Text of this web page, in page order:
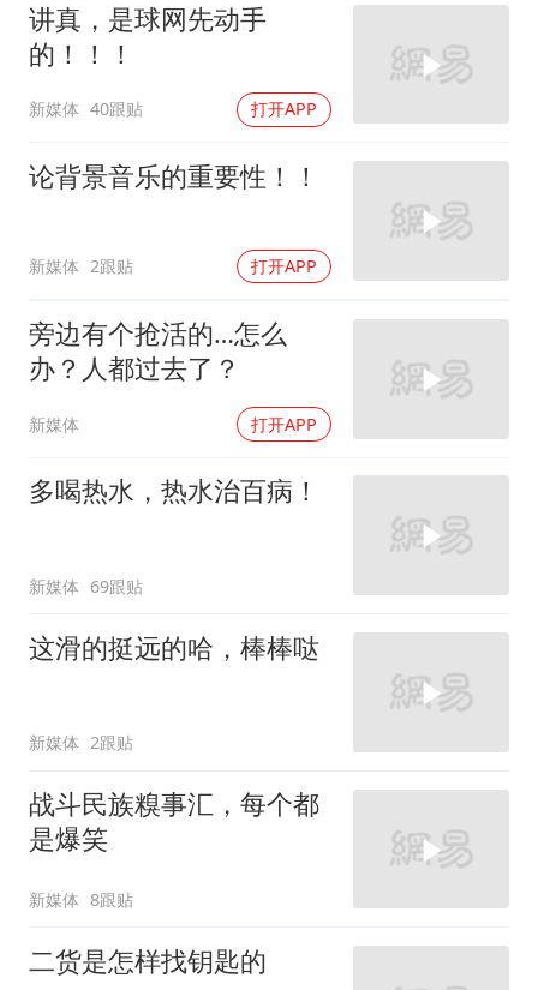
讲真，是球网先动手
的！！！
新媒体 40跟贴 打开APP
论背景音乐的重要性！！
新媒体 2跟贴 打开APP
旁边有个抢活的…怎么
办？人都过去了？
新媒体 打开APP
多喝热水，热水治百病！
新媒体 69跟贴
这滑的挺远的哈，棒棒哒
新媒体 2跟贴
战斗民族糗事汇，每个都
是爆笑
新媒体 8跟贴
二货是怎样找钥匙的